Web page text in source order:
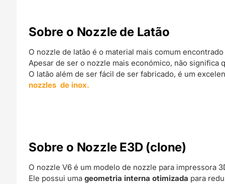
Sobre o Nozzle de Latão
O nozzle de latão é o material mais comum
Apesar de ser o nozzle mais económico, não
O latão além de ser fácil de ser fabricado, é um
nozzles de inox.
Sobre o Nozzle E3D (clone)
O nozzle V6 é um modelo de nozzle para impressora
Ele possui umageometria interna otimizada para